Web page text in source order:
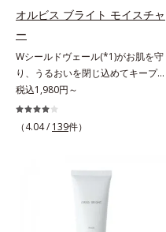
ロニセラカエルレア果汁、ノバラエ
キス配合＝うるおいを与えハリと透
明感に満ちた肌へ導く保湿成分
*10 メマツヨイグサ抽出液、スイ
カズラエキス配合＝角層のすみずみ
まで水分・油分を保ち、ハリ・ツヤ
を与える保湿成分*11 気持ちのこ
と
容成分(*7)として「G.D.F.アクティ
ベーター(*8)」を配合。そして、従
来から配合している美白有効成分
「トラネキサム酸」を配合しまし
た。さらに、シリーズ共通の美容成
分(*7)「GLルートブースター(*9)」
を配合することで、肌のふっくら感
や透明感を叶えます。美白ケアしな
(*10)のハリと透明感を。効果的な
シナジー設計で、あなたのエイジン
グケアを応援します。*1 メラニン
の生成を抑え、シミ・ソバカスを防
オルビス ブライト モイスチャ
ー
Wシールドヴェール(*1)がお肌を守
り、うるおいを閉じ込めてキープす
る美白(*2)保湿液。業界初(*3)知見
「メラニンの第三のルート」である
「横のひろがり」に着目して、全方
てしまった紫外線ダメージをきっか
けに、肌深く(*6)では「メラニンに
じみ(*7)」が発現。シミやそばかす
という「点」だけでなく、透明感の
税込1,980円～
（4.04 / 139件）